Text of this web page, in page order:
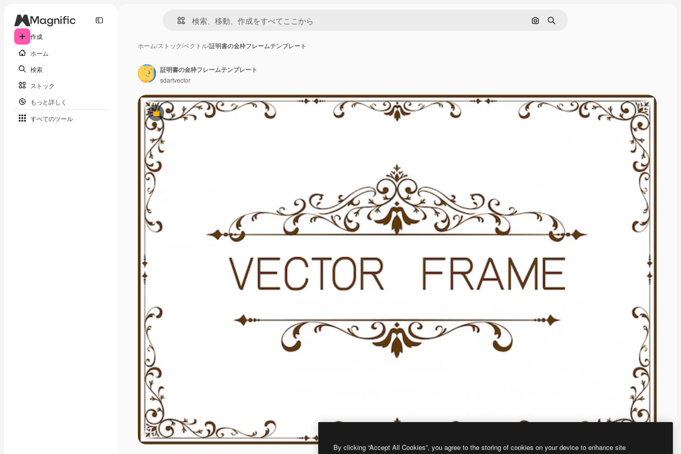
作成
ホーム
検索
ストック
もっと詳しく
すべてのツール
画像で検索
検索
ホーム/ストック/ベクトル/証明書の金枠フレームテンプレート
Premium
証明書の金枠フレームテンプレート
sdartvector
By clicking “Accept All Cookies”, you agree to the storing of cookies on your device to enhance site